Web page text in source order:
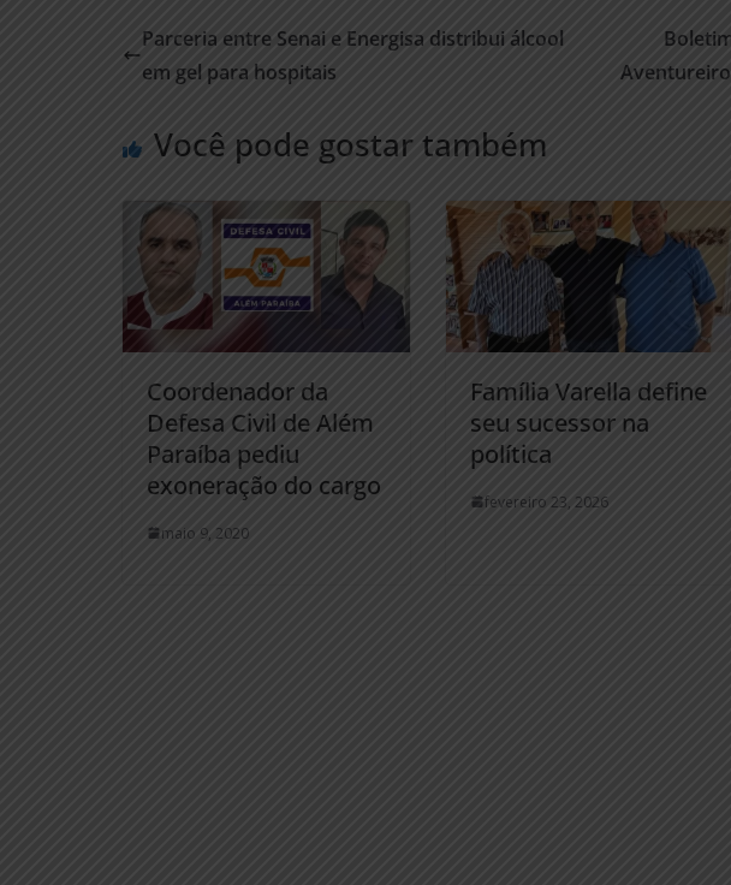
Parceria entre Senai e Energisa distribui álcool
em gel para hospitais
Você pode gostar também
Coordenador da
Defesa Civil de Além
Paraíba pediu
exoneração do cargo
maio 9, 2020
Família Varella define
seu sucessor na
política
fevereiro 23, 2026